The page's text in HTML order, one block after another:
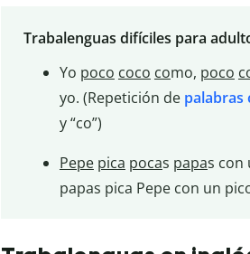
Trabalenguas difíciles para
Yo poco coco como, poco
yo. (Repetición de palabras
y “co”)
Pepe pica pocas papas con
papas pica Pepe con un